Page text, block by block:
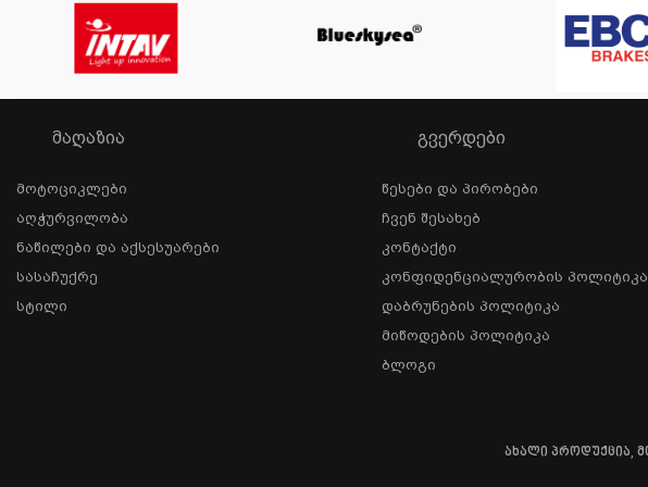
ᲛᲐᲦᲐᲖᲘᲐ
Მოტოციკლები
Აღჭურვილობა
Ნაწილები Და Აქსესუარები
Სასაჩუქრე
Სტილი
ᲒᲕᲔᲠᲓᲔᲑᲘ
Წესები Და Პირობები
Ჩვენ Შესახებ
Კონტაქტი
Კონფიდენციალურობის Პოლიტიკა
Დაბრუნების Პოლიტიკა
Მიწოდების Პოლიტიკა
Ბლოგი
ახალი პროდუქცია,